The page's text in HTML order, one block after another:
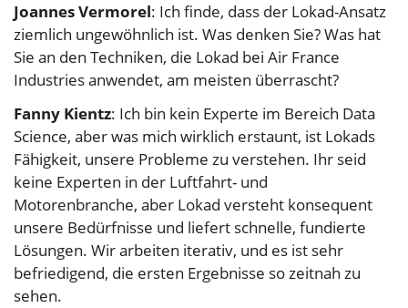
Joannes Vermorel: Ich finde, dass der Lokad-Ansatz
ziemlich ungewöhnlich ist. Was denken Sie? Was hat
Sie an den Techniken, die Lokad bei Air France
Industries anwendet, am meisten überrascht?
Fanny Kientz: Ich bin kein Experte im Bereich Data
Science, aber was mich wirklich erstaunt, ist Lokads
Fähigkeit, unsere Probleme zu verstehen. Ihr seid
keine Experten in der Luftfahrt- und
Motorenbranche, aber Lokad versteht konsequent
unsere Bedürfnisse und liefert schnelle, fundierte
Lösungen. Wir arbeiten iterativ, und es ist sehr
befriedigend, die ersten Ergebnisse so zeitnah zu
sehen.